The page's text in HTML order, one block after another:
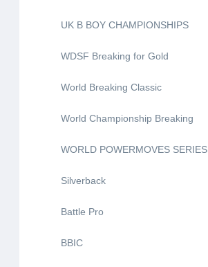
UK B BOY CHAMPIONSHIPS
WDSF Breaking for Gold
World Breaking Classic
World Championship Breaking
WORLD POWERMOVES SERIES
Silverback
Battle Pro
BBIC